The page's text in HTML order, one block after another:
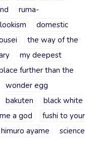
ruma-
lookism
domestic
the way of the
my deepest
further than the
wonder egg
bakuten
black white
a god
fushi to your
himuro ayame
science